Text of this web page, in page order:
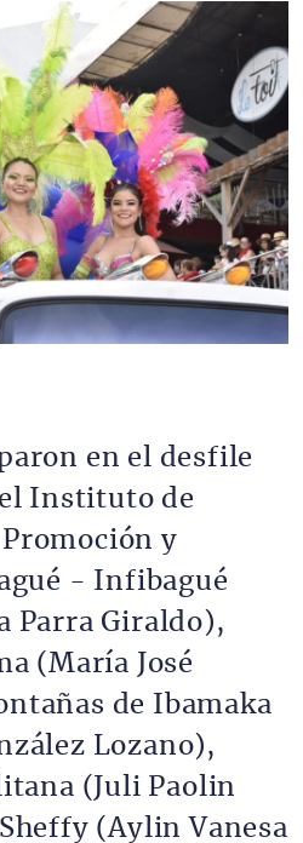
en el desfile
Instituto de
y
- Infibagué
Parra Giraldo),
(María José
de Ibamaka
Lozano),
(Juli Paolin
(Aylin Vanesa